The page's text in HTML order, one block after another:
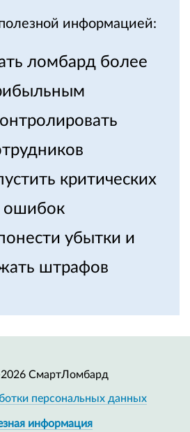
информацией:
ломбард более
критических
ошибок
убытки и
штрафов
СмартЛомбард
персональных данных
информация